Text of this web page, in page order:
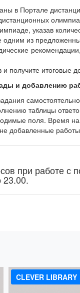
в Портале
указав
одним из
и получите итоговые
и добавлению
таблицы
поля. Время
добавленные
при работе
23.00.
CLEVER LIBRARY